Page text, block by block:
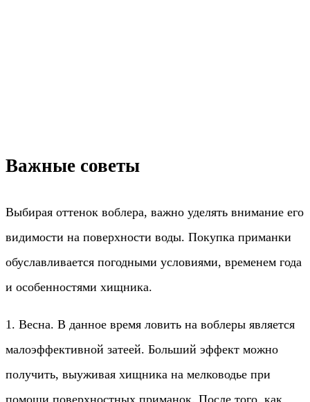
Важные советы
Выбирая оттенок воблера, важно уделять внимание его
видимости на поверхности воды. Покупка приманки
обуславливается погодными условиями, временем года
и особенностями хищника.
1. Весна. В данное время ловить на воблеры является
малоэффективной затеей. Больший эффект можно
получить, выуживая хищника на мелководье при